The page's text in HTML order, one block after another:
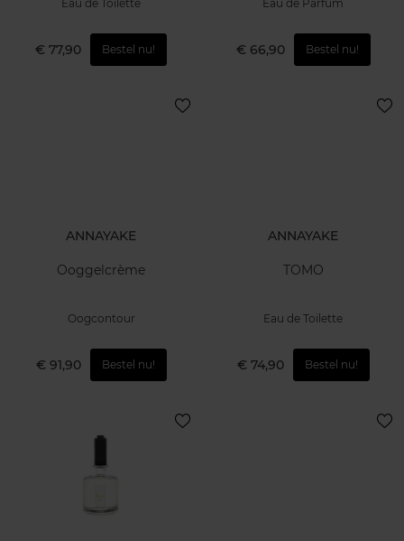
Eau de Toilette
€ 77,90 Bestel nu!
Eau de Parfum
€ 66,90 Bestel nu!
ANNAYAKE
Ooggelcrème
Oogcontour
€ 91,90 Bestel nu!
ANNAYAKE
TOMO
Eau de Toilette
€ 74,90 Bestel nu!